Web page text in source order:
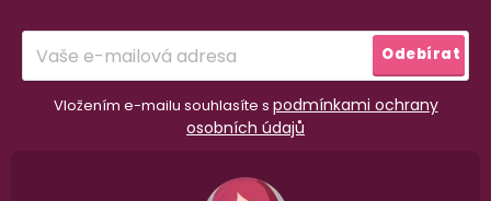
98% spokojenost
dlerecenzí ověřených zakazníkůna Heuréce
100% diskrétní balení
Vložením e-mailu souhlasíte s podmínkami ochrany
osobních údajů
Odebírat